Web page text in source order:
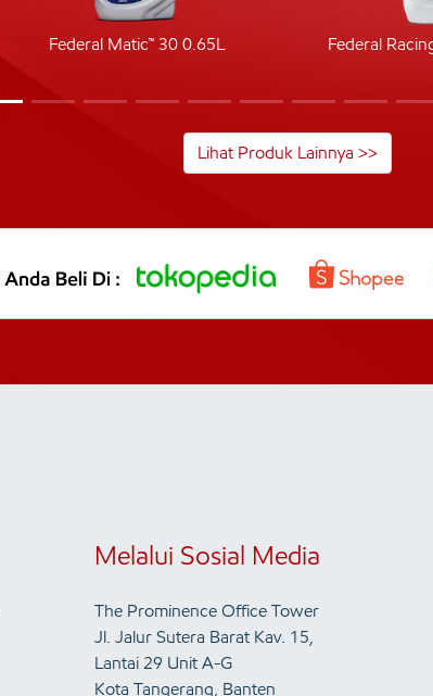
Federal Matic™ 30 0.65L Federal
Lihat Produk Lainnya >>
Melalui Sosial Media
The Prominence Office Tower
Jl. Jalur Sutera Barat Kav. 15,
Lantai 29 Unit A-G
Kota Tangerang, Banten